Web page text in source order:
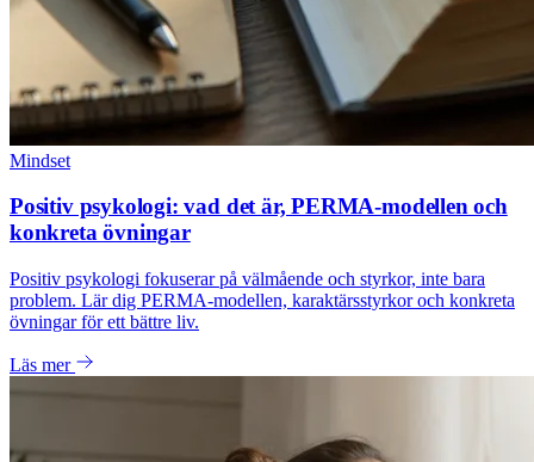
Mindset
Positiv psykologi: vad det är, PERMA-modellen och
konkreta övningar
Positiv psykologi fokuserar på välmående och styrkor, inte bara
problem. Lär dig PERMA-modellen, karaktärsstyrkor och konkreta
övningar för ett bättre liv.
Läs mer